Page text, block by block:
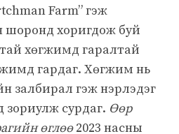
Farm” гэж
шоронд хоригдож буй
хөгжимд гаралтай
гардаг. Хөгжим нь
залбирал гэж нэрлэдэг
сурдаг. Өөр
өглөө2023 насны